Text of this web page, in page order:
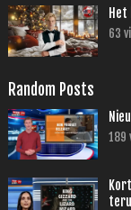
Het
63
Random Posts
189